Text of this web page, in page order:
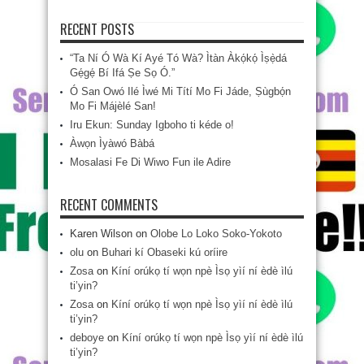
RECENT POSTS
“Ta Ní Ó Wà Kí Ayé Tó Wà? Ìtàn Àkọ́kọ́ Ìṣẹ̀dá
Gẹ́gẹ́ Bí Ifá Ṣe Sọ Ó.”
Ó San Owó Ilé Ìwé Mi Títí Mo Fi Jáde, Ṣùgbọ́n
Mo Fi Májèlé San!
Iru Ekun: Sunday Igboho ti kéde o!
Àwọn Ìyàwó Bàbá
Mosalasi Fe Di Wiwo Fun ile Adire
RECENT COMMENTS
Karen Wilson on Olobe Lo Loko Soko-Yokoto
olu on Buhari kí Obaseki kú oríire
Zosaon Kíní orúkọ tí wọn npè Ìsọ yìí ní èdè ìlú
ti’yin?
Zosaon Kíní orúkọ tí wọn npè Ìsọ yìí ní èdè ìlú
ti’yin?
deboye on Kíní orúkọ tí wọn npè Ìsọ yìí ní èdè ìlú
ti’yin?